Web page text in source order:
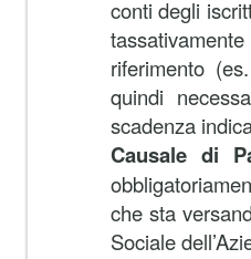
conti degli
riferimento
quindi
scadenza
Causale di
che sta
Sociale